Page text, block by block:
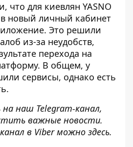
что для киевлян YASNO
новый личный кабинет
Это решили
из-за неудобств,
перехода на
В общем, у
сервисы, однако есть
на наш Telegram-канал,
важные новости.
в Viber можно здесь.